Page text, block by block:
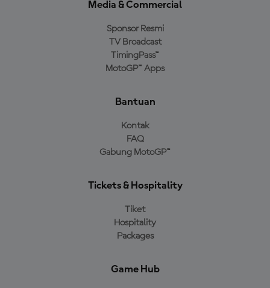
Media & Commercial
Sponsor Resmi
TV Broadcast
TimingPass™
MotoGP™ Apps
Bantuan
Kontak
FAQ
Gabung MotoGP™
Tickets & Hospitality
Tiket
Hospitality
Packages
Game Hub